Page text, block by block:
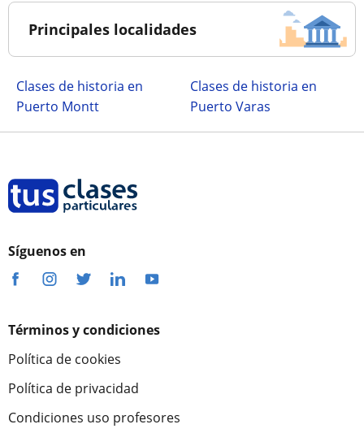
Principales localidades
Clases de historia en
Puerto Montt
Clases de historia en
Puerto Varas
Síguenos en
Términos y condiciones
Política de cookies
Política de privacidad
Condiciones uso profesores